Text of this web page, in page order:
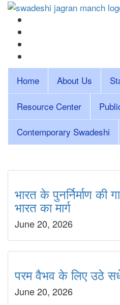
Home About Us
Resource Center
Contemporary Swadeshi
भारत के पुनर्निर्माण की
भारत का मार्ग
June 20, 2026
परम वैभव के लिए उठे
June 20, 2026